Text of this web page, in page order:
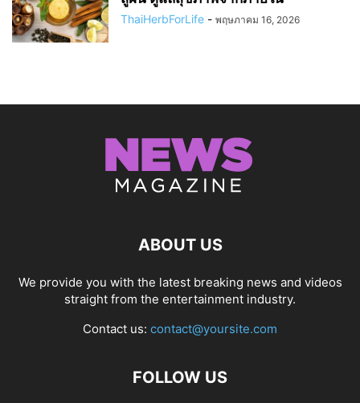
ThaiHerbForLife - พฤษภาคม 16, 2026
ABOUT US
We provide you with the latest breaking news and videos
straight from the entertainment industry.
Contact us: contact@yoursite.com
FOLLOW US